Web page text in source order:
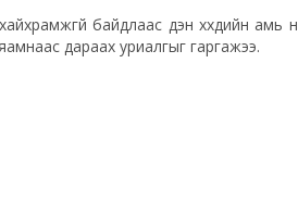
байдлаас үүдэн хүүхдийн амь
дараах уриалгыг гаргажээ.